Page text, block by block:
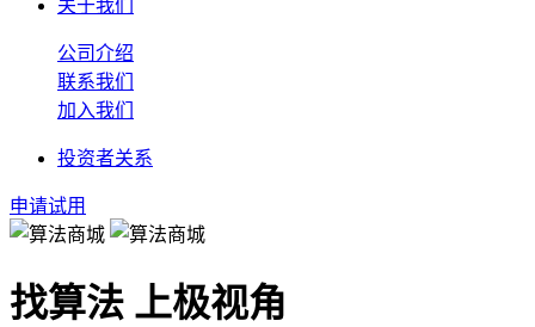
关于我们
公司介绍
联系我们
加入我们
投资者关系
申请试用
找算法 上极视角